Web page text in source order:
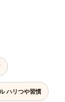
ハリつや習慣